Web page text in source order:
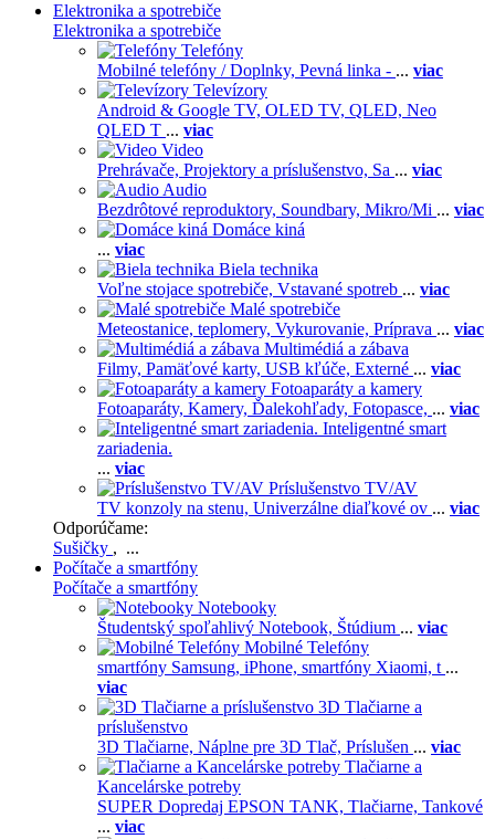
Elektronika a spotrebiče
Elektronika a spotrebiče
Telefóny
Mobilné telefóny / Doplnky, Pevná linka - ... viac
Televízory
Android & Google TV, OLED TV, QLED, Neo
QLED T ... viac
Video
Prehrávače, Projektory a príslušenstvo, Sa ... viac
Audio
Bezdrôtové reproduktory, Soundbary, Mikro/Mi ... viac
Domáce kiná
... viac
Biela technika
Voľne stojace spotrebiče, Vstavané spotreb ... viac
Malé spotrebiče
Meteostanice, teplomery, Vykurovanie, Príprava ... viac
Multimédiá a zábava
Filmy, Pamäťové karty, USB kľúče, Externé ... viac
Fotoaparáty a kamery
Fotoaparáty, Kamery, Ďalekohľady, Fotopasce, ... viac
Inteligentné smart
zariadenia.
... viac
Príslušenstvo TV/AV
TV konzoly na stenu, Univerzálne diaľkové ov ... viac
Odporúčame:
Sušičky , ...
Počítače a smartfóny
Počítače a smartfóny
Notebooky
Študentský spoľahlivý Notebook, Štúdium ... viac
Mobilné Telefóny
smartfóny Samsung, iPhone, smartfóny Xiaomi, t ...
viac
3D Tlačiarne a
príslušenstvo
3D Tlačiarne, Náplne pre 3D Tlač, Príslušen ... viac
Tlačiarne a
Kancelárske potreby
SUPER Dopredaj EPSON TANK, Tlačiarne, Tankové
... viac